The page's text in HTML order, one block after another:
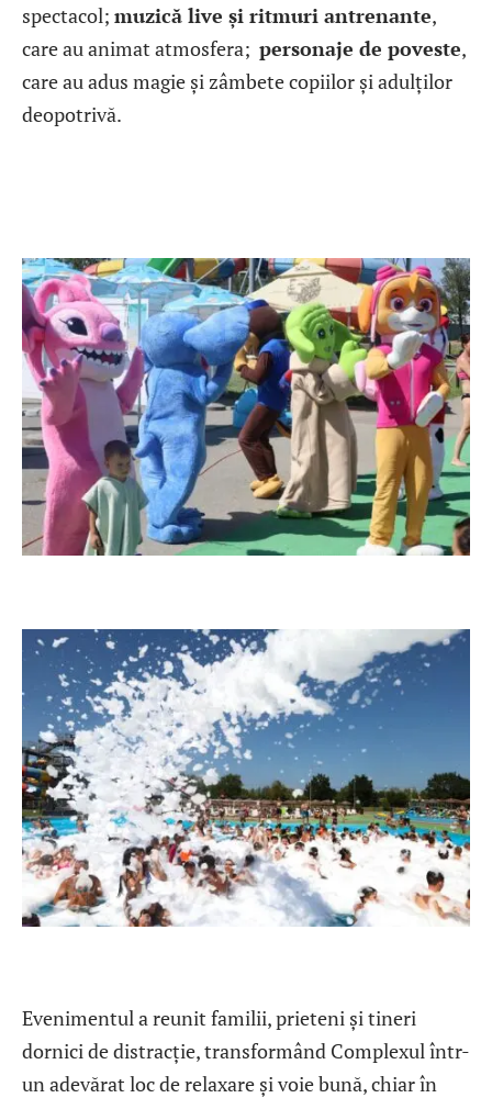
spectacol; muzică live și ritmuri antrenante,
care au animat atmosfera; personaje de poveste,
care au adus magie și zâmbete copiilor și adulților
deopotrivă.
Evenimentul a reunit familii, prieteni și tineri
dornici de distracție, transformând Complexul într-
un adevărat loc de relaxare și voie bună, chiar în